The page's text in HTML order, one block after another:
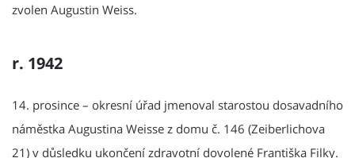
zvolen Augustin Weiss.
r. 1942
14. prosince – okresní úřad jmenoval starostou dosavadního
náměstka Augustina Weisse z domu č. 146 (Zeiberlichova
21) v důsledku ukončení zdravotní dovolené Františka Filky.